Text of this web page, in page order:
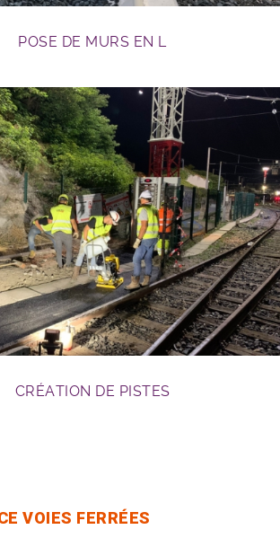
POSE DE MURS EN L
GC ferroviaire
CRÉATION DE PISTES
VOIES FERRÉES